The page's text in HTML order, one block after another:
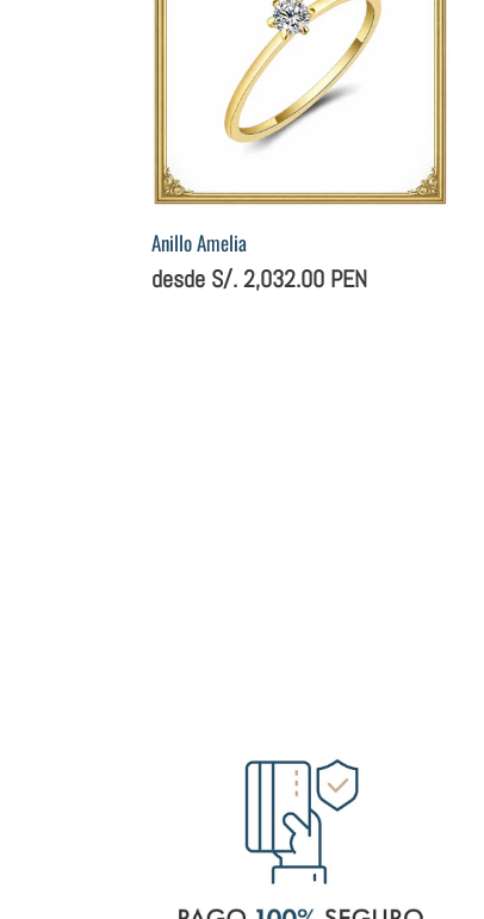
Anillo Amelia
Precio
desde S/. 2,032.00 PEN